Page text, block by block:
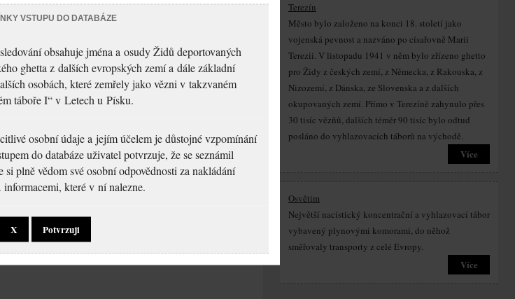
Terezín
Město bylo založeno na konci 18. století jako
vojenská pevnost a nazváno po císařovně Marii
Terezii. V listopadu 1941 v něm bylo zřízeno ghetto
pro Židy z českých zemí, z Německa, z Rakouska, z
Nizozemí, z Dánska, ze Slovenska a z dalších
okupovaných zemí. Přímo v Terezíně zahynulo přes
30 tisíc vězňů, dalších téměr 90 tisíc bylo odtud
posláno do vyhlazovacích táborů na východě.
Více
Osvětim
Největší nacistický koncentrační a vyhlazovací tábor
vybavený plynovými komorami, do něhož
směřovaly transporty z celé Evropy.
Více
VSTUPU DO DATABÁZE
obsahuje jména a osudy Židů deportovaných
ghetta z dalších evropských zemí a dále základní
osobách, které zemřely jako vězni v takzvaném
táboře I“ v Letech u Písku.
osobní údaje a jejím účelem je důstojné vzpomínání
do databáze uživatel potvrzuje, že se seznámil
plně vědom své osobní odpovědnosti za nakládání
které v ní nalezne.
X Potvrzuji